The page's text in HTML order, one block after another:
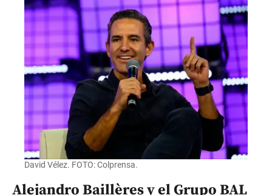
David Vélez. FOTO: Colprensa.
Alejandro Baillères y el Grupo BAL